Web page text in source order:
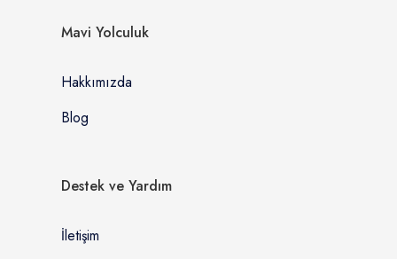
Mavi Yolculuk
Hakkımızda
Blog
Destek ve Yardım
İletişim